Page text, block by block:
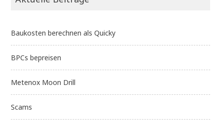
Baukosten berechnen als Quicky
BPCs bepreisen
Metenox Moon Drill
Scams